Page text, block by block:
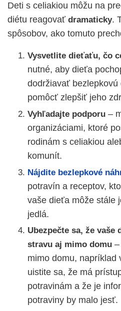
Deti s celiakiou môžu na
diétu reagovať dramaticky.
spôsobov, ako tomuto
Vysvetlite dieťaťu, čo
nutné, aby dieťa
dodržiavať
pomôcť zlepšiť jeho
Vyhľadajte podporu –
organizáciami, ktoré
rodinám s celiakiou
komunít.
Nájdite bezlepkové
potravín a receptov,
vaše dieťa môže stále
jedlá.
Ubezpečte sa, že vaše
stravu aj mimo domu
mimo domu, napríklad
uistite sa, že má
potravinám a že je
potraviny by malo jesť.